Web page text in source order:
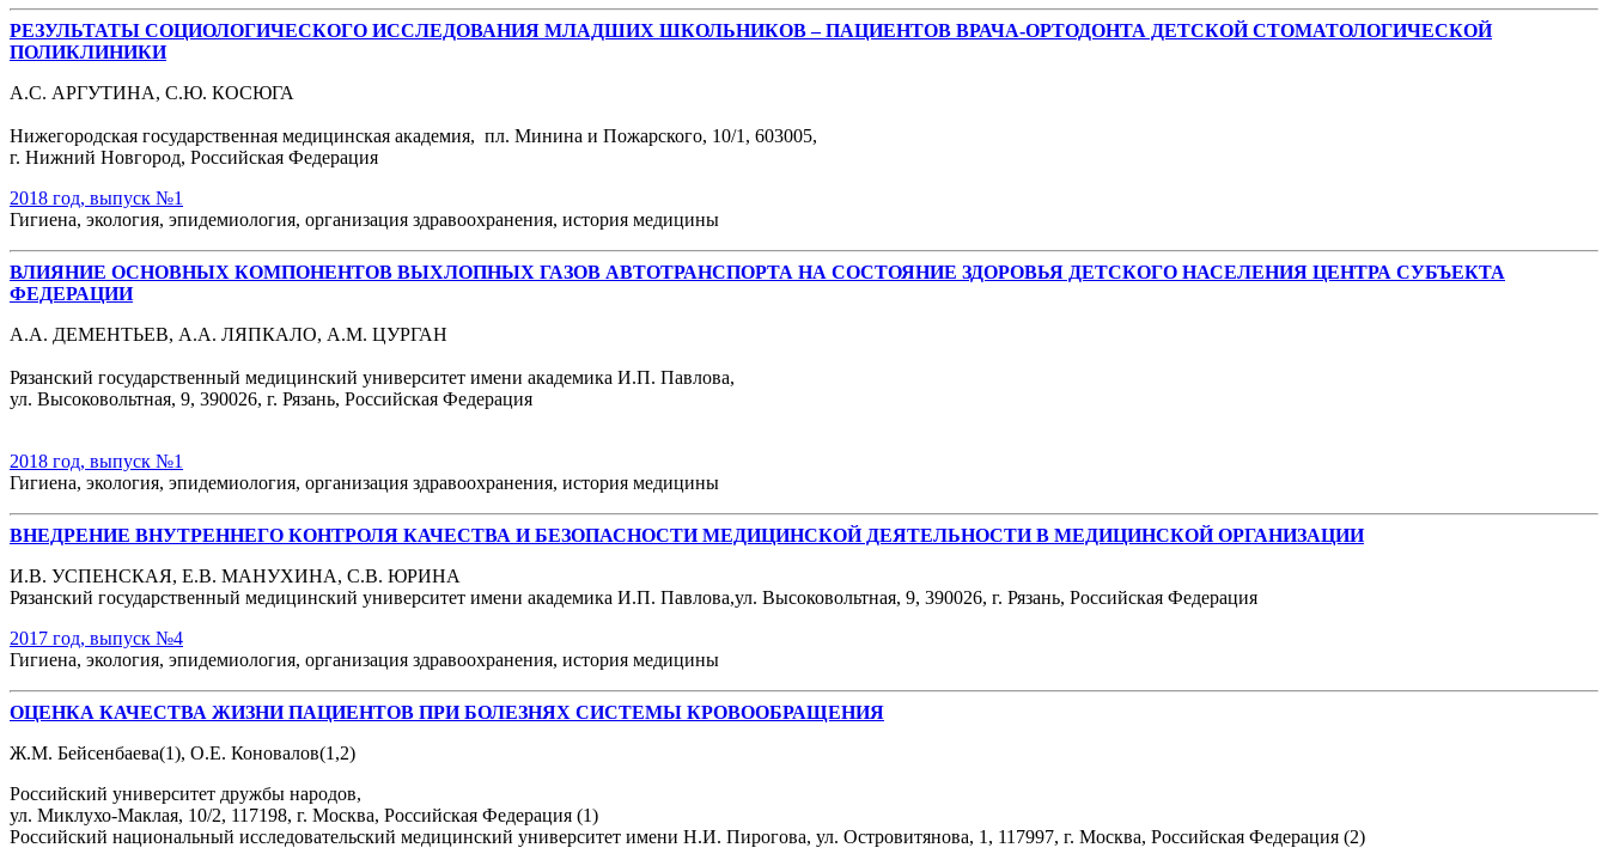
РЕЗУЛЬТАТЫ СОЦИОЛОГИЧЕСКОГО ИССЛЕДОВАНИЯ МЛАДШИХ ШКОЛЬНИКОВ – ПАЦИЕНТОВ ВРАЧА-ОРТОДОНТА ДЕТСКОЙ СТОМАТОЛОГИЧЕСКОЙ
ПОЛИКЛИНИКИ
А.С. АРГУТИНА, С.Ю. КОСЮГА
Нижегородская государственная медицинская академия, пл. Минина и Пожарского, 10/1, 603005,
г. Нижний Новгород, Российская Федерация
2018 год, выпуск №1
Гигиена, экология, эпидемиология, организация здравоохранения, история медицины
ВЛИЯНИЕ ОСНОВНЫХ КОМПОНЕНТОВ ВЫХЛОПНЫХ ГАЗОВ АВТОТРАНСПОРТА НА СОСТОЯНИЕ ЗДОРОВЬЯ ДЕТСКОГО НАСЕЛЕНИЯ ЦЕНТРА СУБЪЕКТА
ФЕДЕРАЦИИ
А.А. ДЕМЕНТЬЕВ, А.А. ЛЯПКАЛО, А.М. ЦУРГАН
Рязанский государственный медицинский университет имени академика И.П. Павлова,
ул. Высоковольтная, 9, 390026, г. Рязань, Российская Федерация
2018 год, выпуск №1
Гигиена, экология, эпидемиология, организация здравоохранения, история медицины
ВНЕДРЕНИЕ ВНУТРЕННЕГО КОНТРОЛЯ КАЧЕСТВА И БЕЗОПАСНОСТИ МЕДИЦИНСКОЙ ДЕЯТЕЛЬНОСТИ В МЕДИЦИНСКОЙ ОРГАНИЗАЦИИ
И.В. УСПЕНСКАЯ, Е.В. МАНУХИНА, С.В. ЮРИНА
Рязанский государственный медицинский университет имени академика И.П. Павлова,ул. Высоковольтная, 9, 390026, г. Рязань, Российская Федерация
2017 год, выпуск №4
Гигиена, экология, эпидемиология, организация здравоохранения, история медицины
ОЦЕНКА КАЧЕСТВА ЖИЗНИ ПАЦИЕНТОВ ПРИ БОЛЕЗНЯХ СИСТЕМЫ КРОВООБРАЩЕНИЯ
Ж.М. Бейсенбаева(1), О.Е. Коновалов(1,2)
Российский университет дружбы народов,
ул. Миклухо-Маклая, 10/2, 117198, г. Москва, Российская Федерация (1)
Российский национальный исследовательский медицинский университет имени Н.И. Пирогова, ул. Островитянова, 1, 117997, г. Москва, Российская Федерация (2)